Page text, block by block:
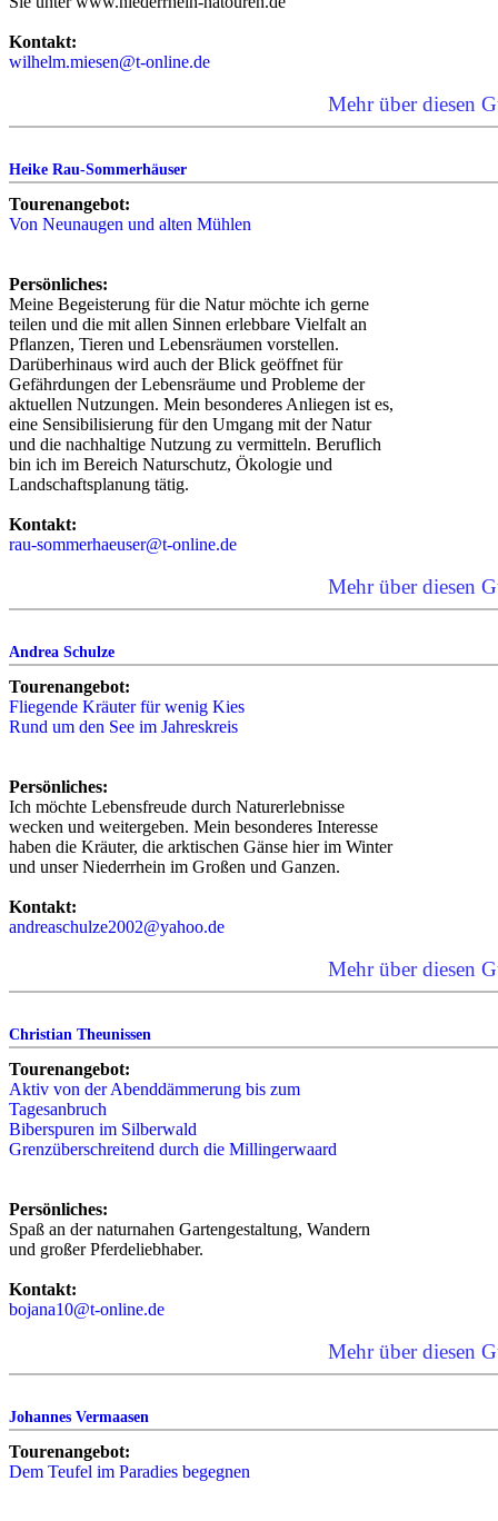
Kontakt:
wilhelm.miesen@t-online.de
Mehr über diesen
Heike Rau-Sommerhäuser
Tourenangebot:
Von Neunaugen und alten Mühlen
Persönliches:
Meine Begeisterung für die Natur möchte ich gerne
teilen und die mit allen Sinnen erlebbare Vielfalt an
Pflanzen, Tieren und Lebensräumen vorstellen.
Darüberhinaus wird auch der Blick geöffnet für
Gefährdungen der Lebensräume und Probleme der
aktuellen Nutzungen. Mein besonderes Anliegen ist es,
eine Sensibilisierung für den Umgang mit der Natur
und die nachhaltige Nutzung zu vermitteln. Beruflich
bin ich im Bereich Naturschutz, Ökologie und
Landschaftsplanung tätig.
Kontakt:
rau-sommerhaeuser@t-online.de
Mehr über diesen
Andrea Schulze
Tourenangebot:
Fliegende Kräuter für wenig Kies
Rund um den See im Jahreskreis
Persönliches:
Ich möchte Lebensfreude durch Naturerlebnisse
wecken und weitergeben. Mein besonderes Interesse
haben die Kräuter, die arktischen Gänse hier im Winter
und unser Niederrhein im Großen und Ganzen.
Kontakt:
andreaschulze2002@yahoo.de
Mehr über diesen
Christian Theunissen
Tourenangebot:
Aktiv von der Abenddämmerung bis zum
Tagesanbruch
Biberspuren im Silberwald
Grenzüberschreitend durch die Millingerwaard
Persönliches:
Spaß an der naturnahen Gartengestaltung, Wandern
und großer Pferdeliebhaber.
Kontakt:
bojana10@t-online.de
Mehr über diesen
Johannes Vermaasen
Tourenangebot:
Dem Teufel im Paradies begegnen